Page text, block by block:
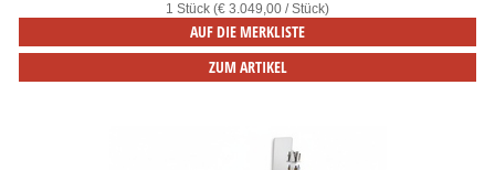
1 Stück (€ 3.049,00 / Stück)
AUF DIE MERKLISTE
ZUM ARTIKEL